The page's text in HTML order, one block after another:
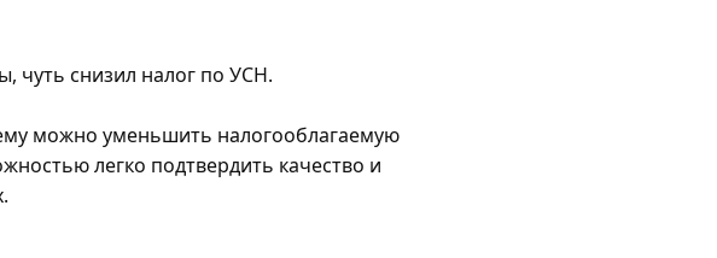
чуть снизил налог по УСН.
можно уменьшить налогооблагаемую
легко подтвердить качество и